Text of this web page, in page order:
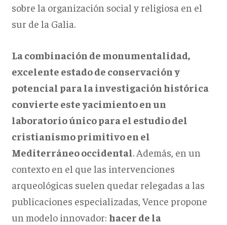
sobre la organización social y religiosa en el
sur de la Galia.
La combinación de monumentalidad,
excelente estado de conservación y
potencial para la investigación histórica
convierte este yacimiento en un
laboratorio único para el estudio del
cristianismo primitivo en el
Mediterráneo occidental. Además, en un
contexto en el que las intervenciones
arqueológicas suelen quedar relegadas a las
publicaciones especializadas, Vence propone
un modelo innovador: hacer de la